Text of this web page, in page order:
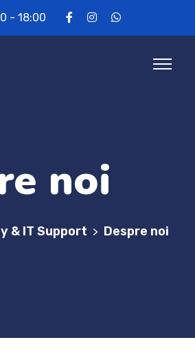
- 18:00
noi
& IT Support > Despre noi